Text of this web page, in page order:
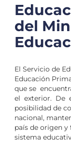
del
El Servicio de
Educación
que se
el exterior. De
posibilidad de
nacional,
país de origen
sistema